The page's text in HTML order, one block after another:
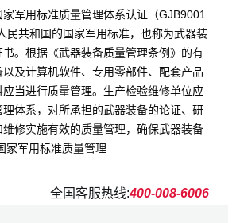
军用标准质量管理体系认证（GJB9001
民共和国的国家军用标准，也称为武器装
。根据《武器装备质量管理条例》的有
及计算机软件、专用零部件、配套产品
当进行质量管理。生产检验维修单位应
体系，对所承担的武器装备的论证、研
修实施有效的质量管理，确保武器装备
家军用标准质量管理
全国客服热线:400-008-6006